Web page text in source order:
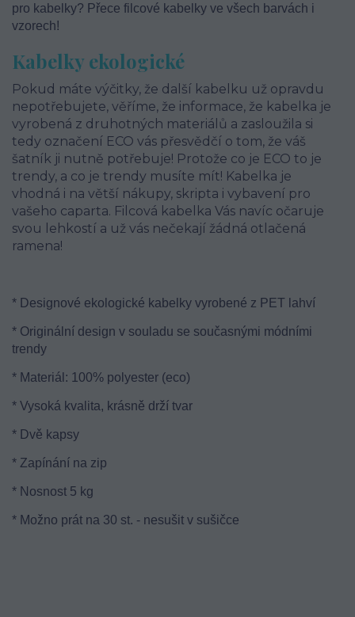
pro kabelky? Přece filcové kabelky ve všech barvách i
vzorech!
Kabelky ekologické
Pokud máte výčitky, že další kabelku už opravdu
nepotřebujete, věříme, že informace, že kabelka je
vyrobená z druhotných materiálů a zasloužila si
tedy označení ECO vás přesvědčí o tom, že váš
šatník ji nutně potřebuje! Protože co je ECO to je
trendy, a co je trendy musíte mít! Kabelka je
vhodná i na větší nákupy, skripta i vybavení pro
vašeho caparta. Filcová kabelka Vás navíc očaruje
svou lehkostí a už vás nečekají žádná otlačená
ramena!
* Designové ekologické kabelky vyrobené z PET lahví
* Originální design v souladu se současnými módními
trendy
* Materiál: 100% polyester (eco)
* Vysoká kvalita, krásně drží tvar
* Dvě kapsy
* Zapínání na zip
* Nosnost 5 kg
* Možno prát na 30 st. - nesušit v sušičce